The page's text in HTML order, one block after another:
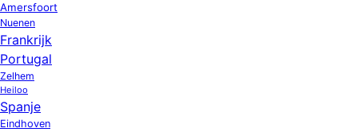
Amersfoort
Nuenen
Frankrijk
Portugal
Zelhem
Heiloo
Spanje
Eindhoven